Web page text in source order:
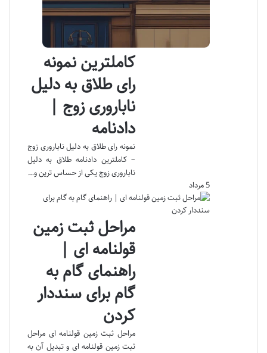
کاملترین نمونه
رای طلاق به دلیل
ناباروری زوج |
دادنامه
نمونه رای طلاق به دلیل ناباروری زوج
– کاملترین دادنامه طلاق به دلیل
ناباروری زوج یکی از حساس ترین و…
5 مرداد
مراحل ثبت زمین
قولنامه ای |
راهنمای گام به
گام برای سنددار
کردن
مراحل ثبت زمین قولنامه ای مراحل
ثبت زمین قولنامه ای و تبدیل آن به